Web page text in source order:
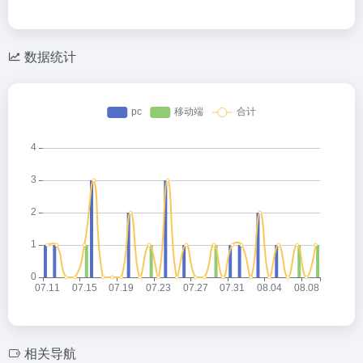
数据统计
相关导航